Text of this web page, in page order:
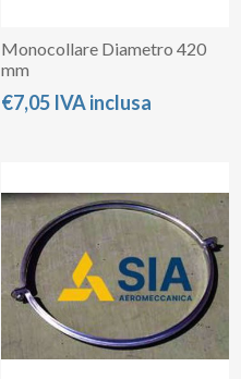
Monocollare Diametro 420
mm
€7,05 IVA inclusa